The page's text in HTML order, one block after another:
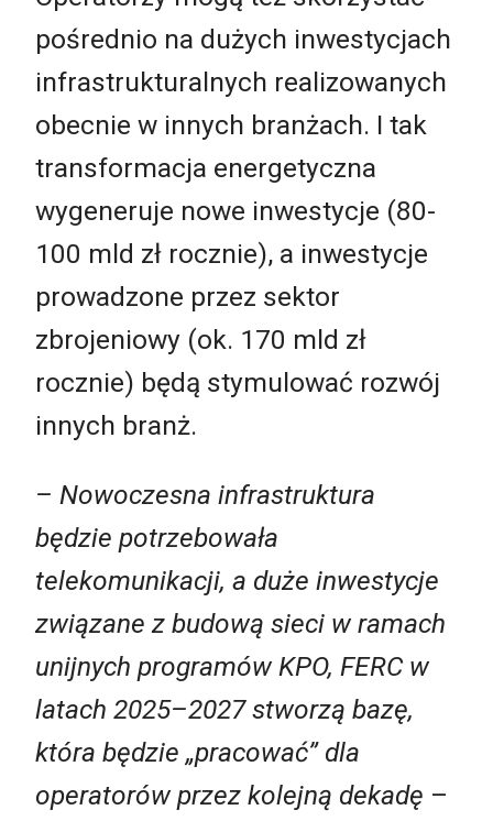
pośrednio na dużych inwestycjach
infrastrukturalnych realizowanych
obecnie w innych branżach. I tak
transformacja energetyczna
wygeneruje nowe inwestycje (80-
100 mld zł rocznie), a inwestycje
prowadzone przez sektor
zbrojeniowy (ok. 170 mld zł
rocznie) będą stymulować rozwój
innych branż.
– Nowoczesna infrastruktura
będzie potrzebowała
telekomunikacji, a duże inwestycje
związane z budową sieci w ramach
unijnych programów KPO, FERC w
latach 2025–2027 stworzą bazę,
która będzie „pracować” dla
operatorów przez kolejną dekadę –